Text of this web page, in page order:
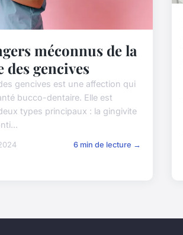
méconnus de la
des gencives
gencives est une affection qui
bucco-dentaire. Elle est
types principaux : la gingivite
6 min de lecture →